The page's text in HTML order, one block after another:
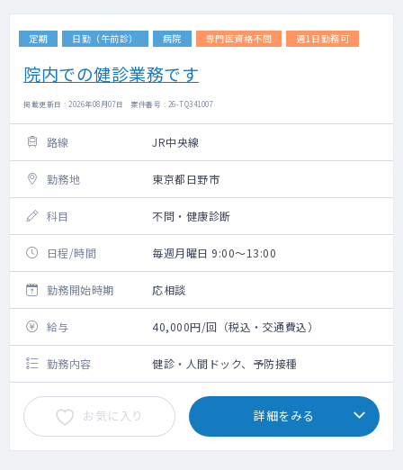
定期 日勤（午前診） 病院 専門医資格不問 週1日勤務可
院内での健診業務です
掲載更新日 : 2026年08月07日 案件番号 : 26-TQ341007
路線 JR中央線
勤務地 東京都日野市
科目 不問・健康診断
日程/時間 毎週月曜日 9:00～13:00
勤務開始時期 応相談
給与 40,000円/回（税込・交通費込）
勤務内容 健診・人間ドック、予防接種
お気に入り 詳細をみる